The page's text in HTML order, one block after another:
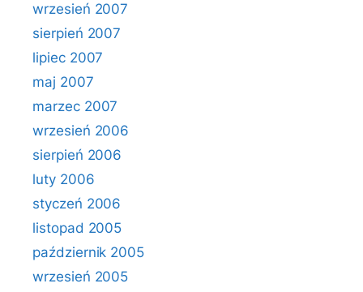
wrzesień 2007
sierpień 2007
lipiec 2007
maj 2007
marzec 2007
wrzesień 2006
sierpień 2006
luty 2006
styczeń 2006
listopad 2005
październik 2005
wrzesień 2005